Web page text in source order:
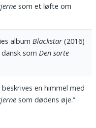
som et løfte om
album Blackstar (2016)
som Den sorte
beskrives en himmel med
som dødens øje.”